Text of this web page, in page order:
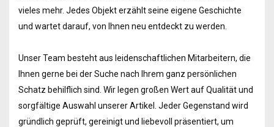
vieles mehr. Jedes Objekt erzählt seine eigene Geschichte
und wartet darauf, von Ihnen neu entdeckt zu werden.
Unser Team besteht aus leidenschaftlichen Mitarbeitern, die
Ihnen gerne bei der Suche nach Ihrem ganz persönlichen
Schatz behilflich sind. Wir legen großen Wert auf Qualität und
sorgfältige Auswahl unserer Artikel. Jeder Gegenstand wird
gründlich geprüft, gereinigt und liebevoll präsentiert, um